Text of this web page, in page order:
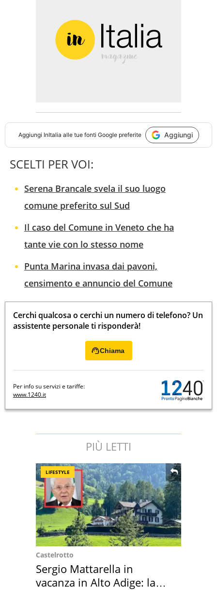
Aggiungi InItalia alle tue fonti Google preferite Aggiungi
SCELTI PER VOI:
Serena Brancale svela il suo luogo
comune preferito sul Sud
Il caso del Comune in Veneto che ha
tante vie con lo stesso nome
Punta Marina invasa dai pavoni,
censimento e annuncio del Comune
Cerchi qualcosa o cerchi un numero di telefono? Un
assistente personale ti risponderà!
Chiama
Per info su servizi e tariffe:
www.1240.it
PIÙ LETTI
LIFESTYLE
Castelrotto
Sergio Mattarella in
vacanza in Alto Adige: la